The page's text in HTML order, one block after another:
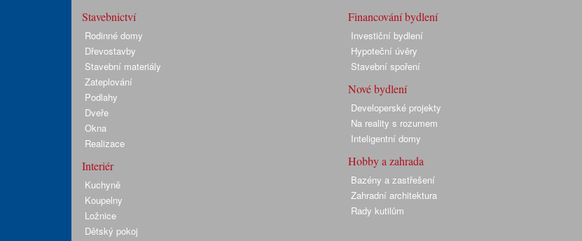
Stavebnictví
Rodinné domy
Dřevostavby
Stavební materiály
Zateplování
Podlahy
Dveře
Okna
Realizace
Interiér
Kuchyně
Koupelny
Ložnice
Dětský pokoj
Financování bydlení
Investiční bydlení
Hypoteční úvěry
Stavební spoření
Nové bydlení
Developerské projekty
Na reality s rozumem
Inteligentní domy
Hobby a zahrada
Bazény a zastřešení
Zahradní architektura
Rady kutilům